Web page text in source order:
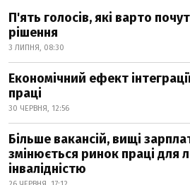
П'ять голосів, які варто
рішення
3 ЛИПНЯ, 08:30
Економічний ефект
праці
30 ЧЕРВНЯ, 12:56
Більше вакансій, вищі
змінюється ринок праці для
інвалідністю